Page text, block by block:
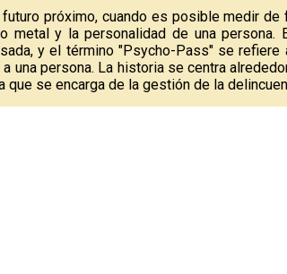
futuro próximo, cuando es posible medir
metal y la personalidad de una persona.
y el término "Psycho-Pass" se refiere
una persona. La historia se centra
que se encarga de la gestión de la